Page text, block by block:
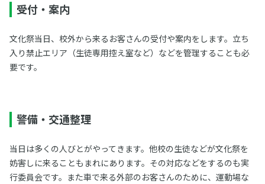
受付・案内
文化祭当日、校外から来るお客さんの受付や案内をします。立ち
入り禁止エリア（生徒専用控え室など）などを管理することも必
要です。
警備・交通整理
当日は多くの人びとがやってきます。他校の生徒などが文化祭を
妨害しに来ることもまれにあります。その対応などをするのも実
行委員会です。また車で来る外部のお客さんのために、運動場な